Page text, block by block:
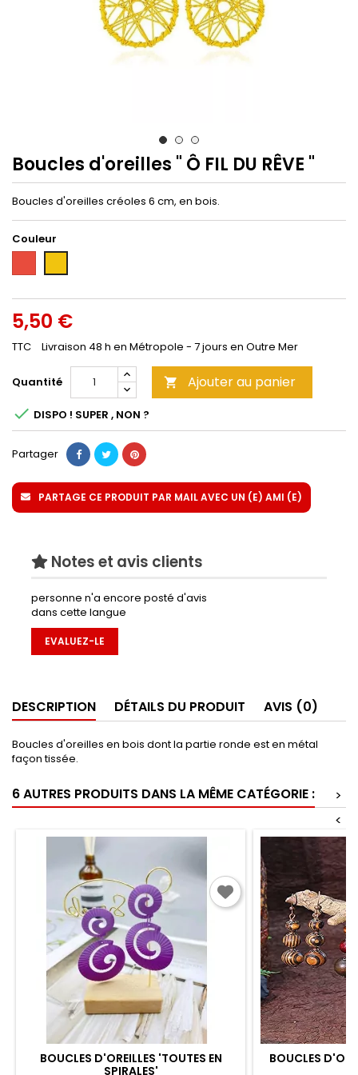
Boucles d'oreilles " Ô FIL DU RÊVE "
Boucles d'oreilles créoles 6 cm, en bois.
Couleur
Rouge
5,50 €
TTC Livraison 48 h en Métropole - 7 jours en Outre Mer
Quantité  Ajouter au panier
 DISPO ! SUPER , NON ?
Partager
PARTAGE CE PRODUIT PAR MAIL AVEC UN (E) AMI (E)
Notes et avis clients
personne n'a encore posté d'avis
dans cette langue
EVALUEZ-LE
DESCRIPTION DÉTAILS DU PRODUIT AVIS (0)
Boucles d'oreilles en bois dont la partie ronde est en métal
façon tissée.
6 AUTRES PRODUITS DANS LA MÊME CATÉGORIE :
>
<
BOUCLES D'OREILLES 'TOUTES EN
SPIRALES'
BOUCLES